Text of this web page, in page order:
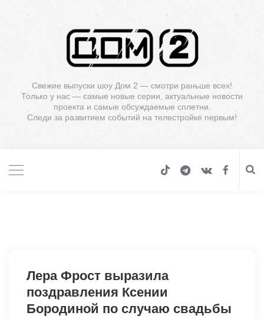
Свежие выпуски шоу Дом 2 — смотри раньше всех!
Только у нас — самые новые серии, актуальные новости
проекта и самые обсуждаемые сплетни.
Следи за развитием событий на телестройке первым!
Лера Фрост выразила
поздравления Ксении
Бородиной по случаю свадьбы